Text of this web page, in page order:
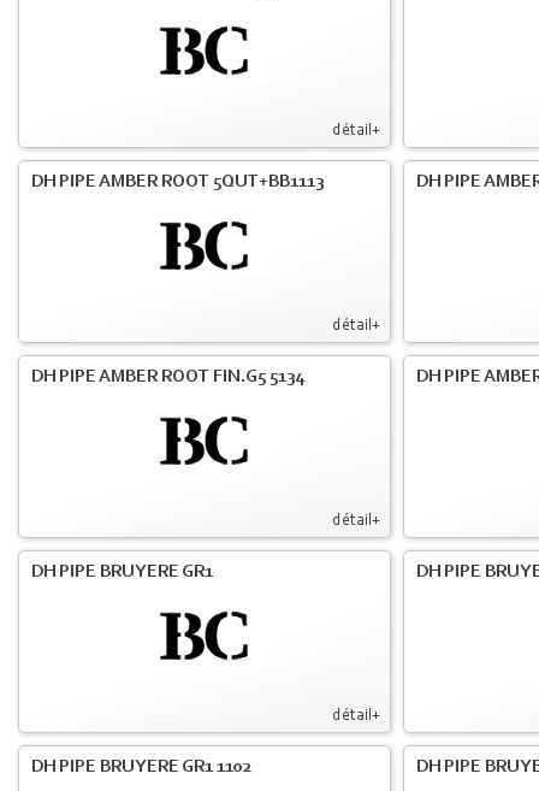
détail+
détail+
DH PIPE AMBER ROOT 5QUT+BB1113 DH PIPE
détail+
DH PIPE AMBER ROOT FIN.G5 5134 DH PIPE
détail+
DH PIPE BRUYERE GR1 DH PIPE
DH PIPE BRUYERE GR1 1102 DH PIPE